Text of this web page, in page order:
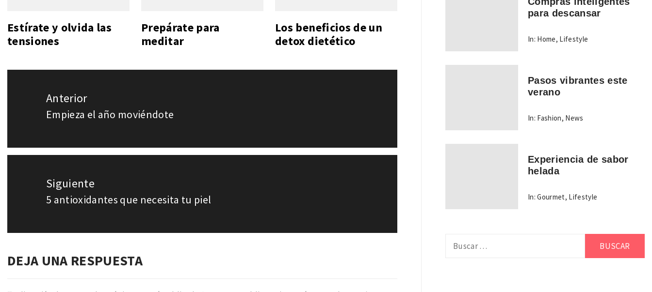
Estírate y olvida las
tensiones
Prepárate para
meditar
Los beneficios de un
detox dietético
entradas
Anterior
Entrada
Empieza el año moviéndote
Siguiente
Entrada
5 antioxidantes que necesita tu piel
DEJA UNA RESPUESTA
para descansar
In: Home, Lifestyle
Pasos vibrantes este
verano
In: Fashion, News
Experiencia de sabor
helada
In: Gourmet, Lifestyle